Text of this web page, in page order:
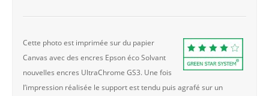
Cette photo est imprimée sur du papier
Canvas avec des encres Epson éco Solvant
nouvelles encres UltraChrome GS3. Une fois
l’impression réalisée le support est tendu puis agrafé sur un